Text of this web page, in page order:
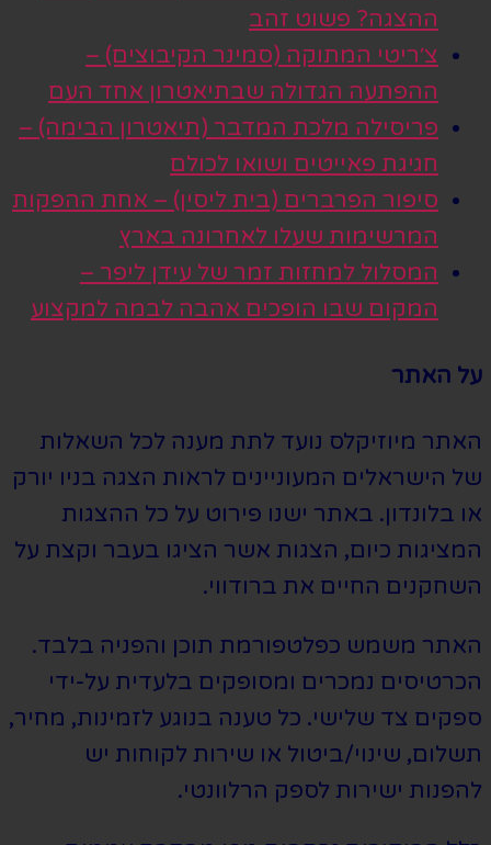
ההצגה? פשוט זהב
צ׳ריטי המתוקה (סמינר הקיבוצים) –
ההפתעה הגדולה שבתיאטרון אחד העם
פריסילה מלכת המדבר (תיאטרון הבימה) –
חגיגת פאייטים ושואו לכולם
סיפור הפרברים (בית ליסין) – אחת ההפקות
המרשימות שעלו לאחרונה בארץ
המסלול למחזות זמר של עידן ליפר –
המקום שבו הופכים אהבה לבמה למקצוע
על האתר
האתר מיוזיקלס נועד לתת מענה לכל השאלות
של הישראלים המעוניינים לראות הצגה בניו יורק
או בלונדון. באתר ישנו פירוט על כל ההצגות
המציגות כיום, הצגות אשר הציגו בעבר וקצת על
השחקנים החיים את ברודווי.
האתר משמש כפלטפורמת תוכן והפניה בלבד.
הכרטיסים נמכרים ומסופקים בלעדית על-ידי
ספקים צד שלישי. כל טענה בנוגע לזמינות, מחיר,
תשלום, שינוי/ביטול או שירות לקוחות יש
להפנות ישירות לספק הרלוונטי.